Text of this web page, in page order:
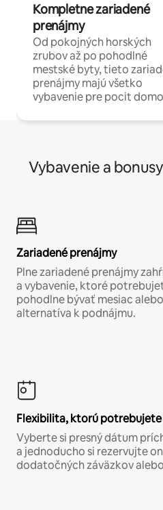
Kompletne zariadené
prenájmy
Od pokojných horských
zrubov až po pohodlné
mestské byty, tieto
prenájmy majú všetko
vybavenie pre pocit
Vybavenie a
Zariadené prenájmy
Plne zariadené prenájmy
a vybavenie, ktoré
pohodlne bývať mesiac
alternatíva k podnájmu.
Flexibilita, ktorú potrebujete
Vyberte si presný dátum
a jednoducho si rezervujte
dodatočných záväzkov